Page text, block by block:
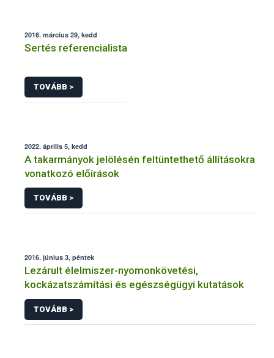
2016. március 29, kedd
Sertés referencialista
TOVÁBB >
2022. április 5, kedd
A takarmányok jelölésén feltüntethető állításokra
vonatkozó előírások
TOVÁBB >
2016. június 3, péntek
Lezárult élelmiszer-nyomonkövetési,
kockázatszámítási és egészségügyi kutatások
TOVÁBB >